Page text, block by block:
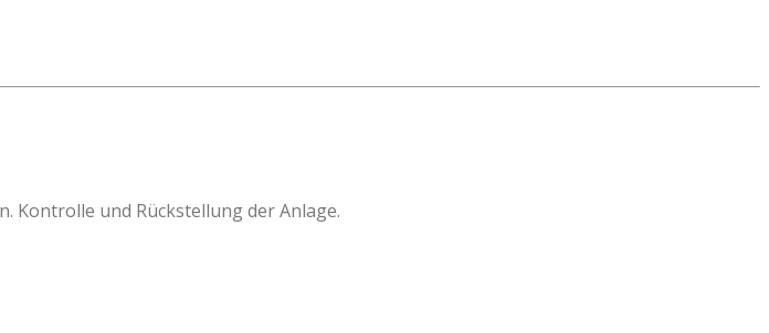
Kontrolle und Rückstellung der Anlage.